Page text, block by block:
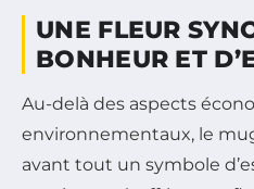
UNE FLEUR
BONHEUR ET
Au-delà des aspects
environnementaux, le
avant tout un symbole